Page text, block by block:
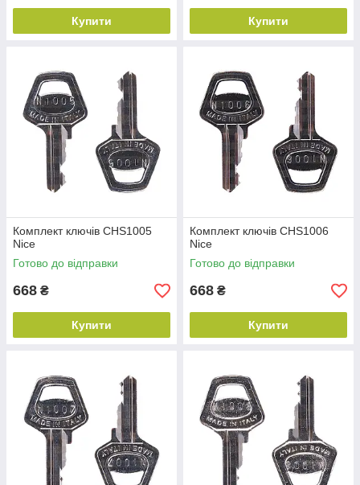
Купити Купити
Комплект ключів CHS1005
Nice
Готово до відправки
668 ₴
Купити
Комплект ключів CHS1006
Nice
Готово до відправки
668 ₴
Купити